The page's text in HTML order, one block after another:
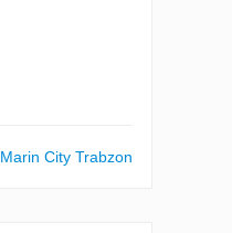
Marin City Trabzon